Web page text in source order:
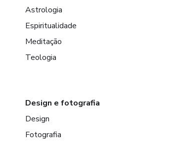
Astrologia
Espiritualidade
Meditação
Teologia
Design e fotografia
Design
Fotografia